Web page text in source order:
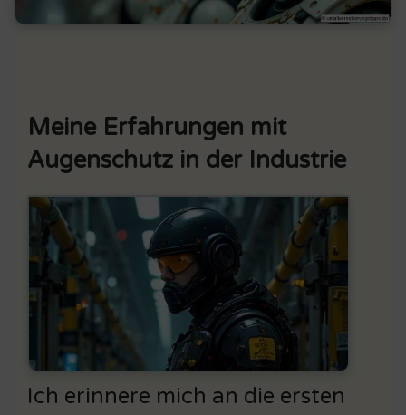
Meine Erfahrungen mit
Augenschutz in der Industrie
Ich erinnere mich an die ersten